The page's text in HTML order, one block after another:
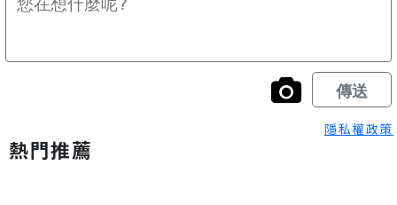
隱私權政策
熱門推薦